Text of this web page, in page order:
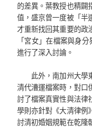
的差異。葉教授也精闢
值，盛京曾一度被「半
才重新找回其重要的政
「宮女」在檔案與身
進行了深入討論。
此外，南加州大學
清代漕運檔案時，對口
討了檔案真實性與法律
學則亦針對《大清律例
討清初婚姻規範在乾隆